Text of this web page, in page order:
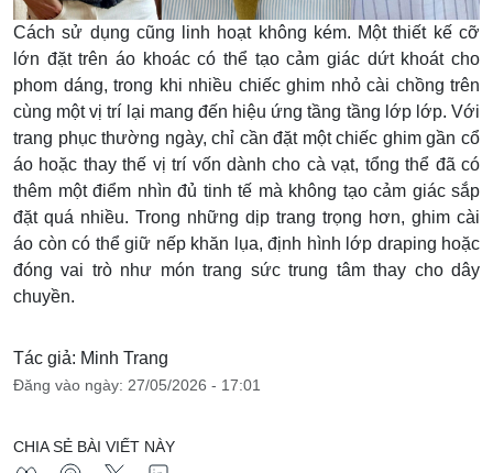
Cách sử dụng cũng linh hoạt không kém. Một thiết kế cỡ
lớn đặt trên áo khoác có thể tạo cảm giác dứt khoát cho
phom dáng, trong khi nhiều chiếc ghim nhỏ cài chồng trên
cùng một vị trí lại mang đến hiệu ứng tầng tầng lớp lớp. Với
trang phục thường ngày, chỉ cần đặt một chiếc ghim gần cổ
áo hoặc thay thế vị trí vốn dành cho cà vạt, tổng thể đã có
thêm một điểm nhìn đủ tinh tế mà không tạo cảm giác sắp
đặt quá nhiều. Trong những dịp trang trọng hơn, ghim cài
áo còn có thể giữ nếp khăn lụa, định hình lớp draping hoặc
đóng vai trò như món trang sức trung tâm thay cho dây
chuyền.
Tác giả: Minh Trang
Đăng vào ngày: 27/05/2026 - 17:01
CHIA SẺ BÀI VIẾT NÀY